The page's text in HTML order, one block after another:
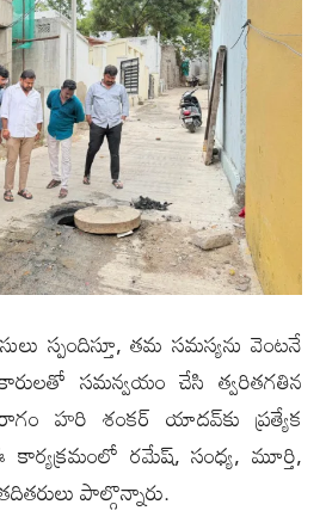
స్పందిస్తూ, తమ సమస్యను వెంటనే
సమన్వయం చేసి త్వరితగతిన
హరి శంకర్ యాదవ్‌కు ప్రత్యేక
కార్యక్రమంలో రమేష్, సంధ్య, మూర్తి,
పాల్గొన్నారు.